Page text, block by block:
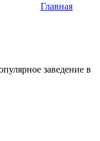
Главная
заведение в